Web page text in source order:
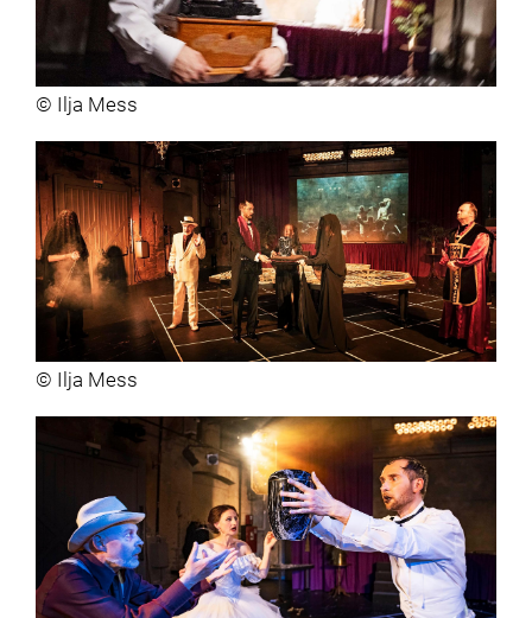
© Ilja Mess
© Ilja Mess